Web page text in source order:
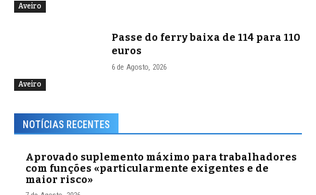
Aveiro
Aveiro
Passe do ferry baixa de 114 para 110
euros
6 de Agosto, 2026
NOTÍCIAS RECENTES
Aprovado suplemento máximo para trabalhadores
com funções «particularmente exigentes e de
maior risco»